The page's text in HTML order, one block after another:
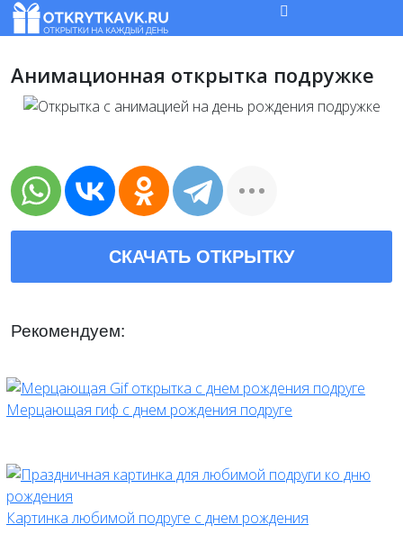
Анимационная открытка подружке
СКАЧАТЬ ОТКРЫТКУ
Рекомендуем:
Мерцающая гиф с днем рождения подруге
Картинка любимой подруге с днем рождения